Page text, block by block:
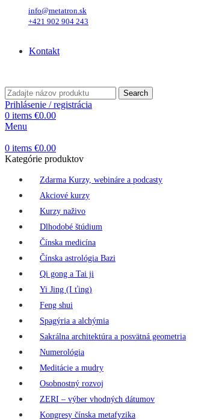
info@metatron.sk
+421 902 904 243
Kontakt
Search
Prihlásenie / registrácia
0 items €0.00
Menu
0 items €0.00
Kategórie produktov
Zdarma Kurzy, webináre a podcasty
Akciové kurzy
Kurzy naživo
Dlhodobé štúdium
Čínska medicína
Čínska astrológia Bazi
Qi gong a Tai ji
Yi Jing (I ťing)
Feng shui
Spagýria a alchýmia
Sakrálna architektúra a posvätná geometria
Numerológia
Meditácie a mudry
Osobnostný rozvoj
ZERI – výber vhodných dátumov
Kongresy čínska metafyzika